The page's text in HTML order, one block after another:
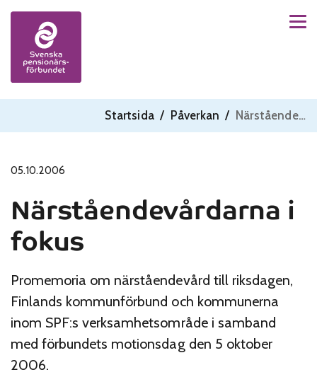
Skip to content
Startsida / Påverkan / Närståendevårdarna i fokus
05.10.2006
Närståendevårdarna i
fokus
Promemoria om närståendevård till riksdagen,
Finlands kommunförbund och kommunerna
inom SPF:s verksamhetsområde i samband
med förbundets motionsdag den 5 oktober
2006.